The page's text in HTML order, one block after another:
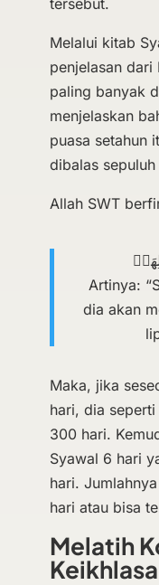
Melalui kitab
penjelasan dari
paling banyak
menjelaskan
puasa setahun
dibalas
Allah SWT
Artinya:
dia akan
Maka, jika
hari, dia
300 hari.
Syawal 6 hari
hari.
hari atau bisa
Melatih